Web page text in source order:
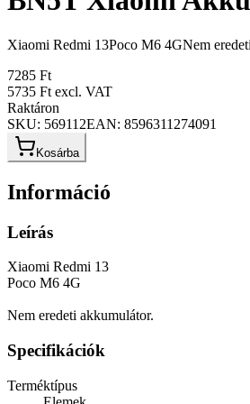
Xiaomi Redmi 13Poco M6 4GNem
7285 Ft
5735 Ft excl. VAT
Raktáron
SKU: 569112EAN: 8596311274091
Kosárba
Információ
Leírás
Xiaomi Redmi 13
Poco M6 4G
Nem eredeti akkumulátor.
Specifikációk
Terméktípus